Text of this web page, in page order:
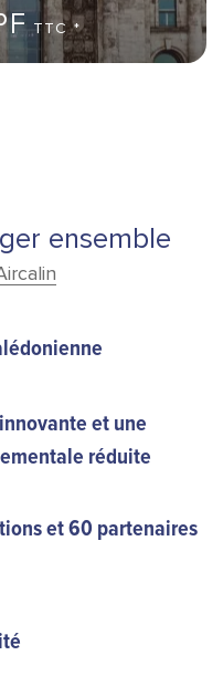
TTC *
ensemble
et une
réduite
et 60 partenaires